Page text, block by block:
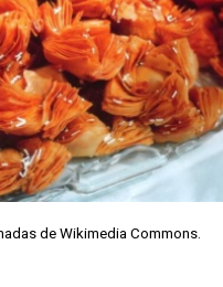
de Wikimedia Commons.